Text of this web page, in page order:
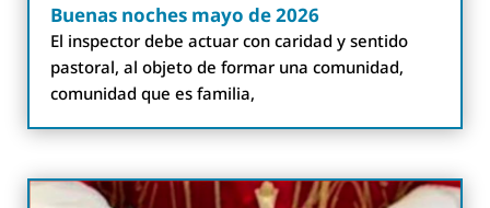
Buenas noches mayo de 2026
El inspector debe actuar con caridad y sentido
pastoral, al objeto de formar una comunidad,
comunidad que es familia,